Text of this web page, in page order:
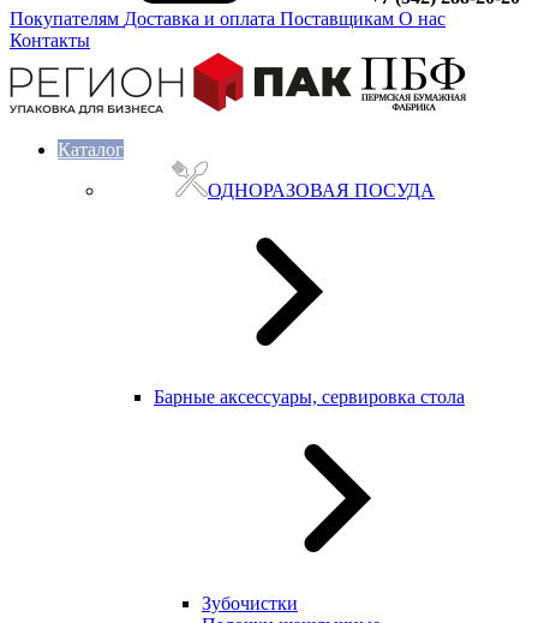
Покупателям Доставка и оплата Поставщикам О нас
Контакты
Каталог
ОДНОРАЗОВАЯ ПОСУДА
Барные аксессуары, сервировка стола
Зубочистки